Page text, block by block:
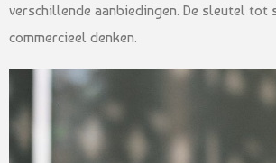
verschillende aanbiedingen. De sleutel tot
commercieel denken.